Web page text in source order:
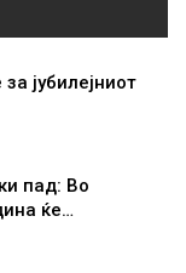
јубилејниот
пад: Во
ќе…